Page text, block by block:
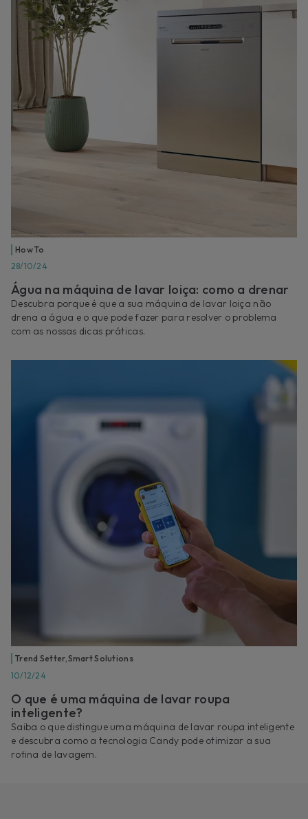
How To
28/10/24
Água na máquina de lavar loiça: como a drenar
Descubra porque é que a sua máquina de lavar loiça não
drena a água e o que pode fazer para resolver o problema
com as nossas dicas práticas.
Trend Setter,Smart Solutions
10/12/24
O que é uma máquina de lavar roupa
inteligente?
Saiba o que distingue uma máquina de lavar roupa inteligente
e descubra como a tecnologia Candy pode otimizar a sua
rotina de lavagem.